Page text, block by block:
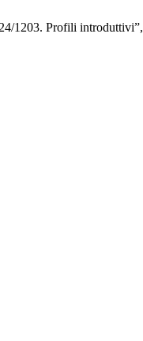
1203. Profili introduttivi”,